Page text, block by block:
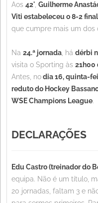
Aos 42' Guilherme
Viti estabeleceu o 8-2 final
que cumpre mais um dos
Na 24.ª jornada , há dérbi
visita o Sporting às 21h00
Antes, nodia 16, quinta-
reduto do Hockey
WSE Champions League.
DECLARAÇÕES
Edu Castro (treinador do
equipa. Não é um título,
20 jornadas, faltam 3 e